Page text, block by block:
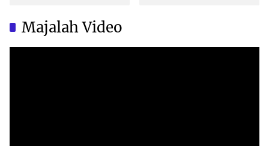
Majalah Video